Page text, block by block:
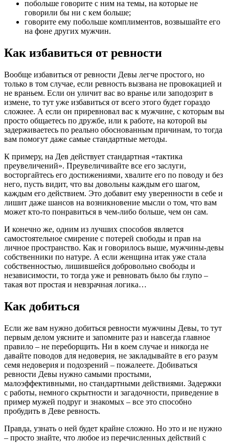
побольше говорите с ним на темы, на которые не
говорили бы ни с кем больше;
говорите ему побольше комплиментов, возвышайте его
на фоне других мужчин.
Как избавиться от ревности
Вообще избавиться от ревности Девы легче простого, но
только в том случае, если ревность вызвана не провокацией и
не враньем. Если он уличит вас во вранье или заподозрит в
измене, то тут уже избавиться от всего этого будет гораздо
сложнее. А если он приревновал вас к мужчине, с которым вы
просто общаетесь по дружбе, или к работе, на которой вы
задерживаетесь по реально обоснованным причинам, то тогда
вам помогут даже самые стандартные методы.
К примеру, на Дев действует стандартная «тактика
преувеличений». Преувеличивайте все его заслуги,
восторгайтесь его достижениями, хвалите его по поводу и без
него, пусть видит, что вы довольны каждым его шагом,
каждым его действием. Это добавит ему уверенности в себе и
лишит даже шансов на возникновение мысли о том, что вам
может кто-то понравиться в чем-либо больше, чем он сам.
И конечно же, одним из лучших способов является
самостоятельное смирение с потерей свободы и прав на
личное пространство. Как и говорилось выше, мужчины-девы
собственники по натуре. А если женщина итак уже стала
собственностью, лишившейся добровольно свободы и
независимости, то тогда уже и ревновать было бы глупо –
такая вот простая и невзрачная логика…
Как добиться
Если же вам нужно добиться ревности мужчины Девы, то тут
первым делом уясните и запомните раз и навсегда главное
правило – не переборщить. Ни в коем случае и никогда не
давайте поводов для недоверия, не закладывайте в его разум
семя недоверия и подозрений – пожалеете. Добиваться
ревности Девы нужно самыми простыми,
малоэффективными, но стандартными действиями. Задержки
с работы, немного скрытности и загадочности, приведение в
пример мужей подруг и знакомых – все это способно
пробудить в Деве ревность.
Правда, узнать о ней будет крайне сложно. Но это и не нужно
– просто знайте, что любое из перечисленных действий с